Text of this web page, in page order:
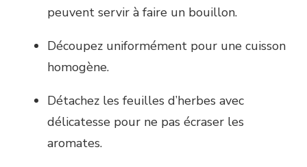
peuvent servir à faire un bouillon.
Découpez uniformément pour une cuisson
homogène.
Détachez les feuilles d’herbes avec
délicatesse pour ne pas écraser les
aromates.